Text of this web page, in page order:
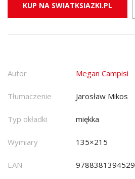
KUP NA SWIATKSIAZKI.PL
Autor Megan Campisi
Tłumaczenie Jarosław Mikos
Typ okładki miękka
Wymiary 135×215
EAN 9788381394529